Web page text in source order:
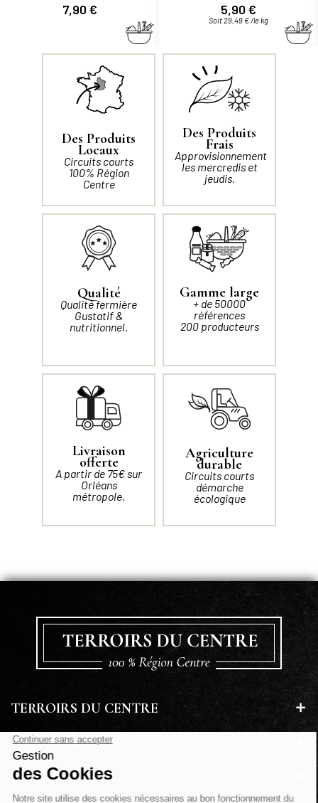
Prix
7,90 € Prix
5,90 €
Soit 29,49 € /le kg
Des Produits
Locaux
Circuits courts
100% Région
Centre
Des Produits
Frais
Approvisionnement
les mercredis et
jeudis.
Qualité
Qualité fermière
Gustatif &
nutritionnel.
Gamme large
+ de 50000
références
200 producteurs
Livraison
offerte
A partir de 75€ sur
Orléans
métropole.
Agriculture
durable
Circuits courts
démarche
écologique
TERROIRS DU CENTRE
EN SAVOIR PLUS
A PROPOS